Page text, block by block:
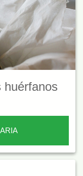
huérfanos